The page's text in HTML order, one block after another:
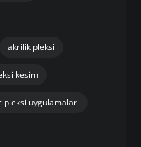
akrilik pleksi
kesim
pleksi uygulamaları